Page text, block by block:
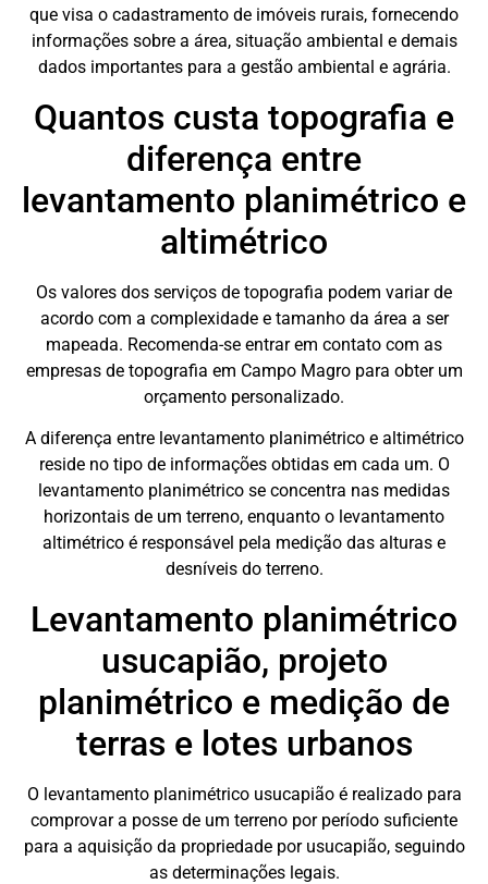
que visa o cadastramento de imóveis rurais, fornecendo
informações sobre a área, situação ambiental e demais
dados importantes para a gestão ambiental e agrária.
Quantos custa topografia e
diferença entre
levantamento planimétrico e
altimétrico
Os valores dos serviços de topografia podem variar de
acordo com a complexidade e tamanho da área a ser
mapeada. Recomenda-se entrar em contato com as
empresas de topografia em Campo Magro para obter um
orçamento personalizado.
A diferença entre levantamento planimétrico e altimétrico
reside no tipo de informações obtidas em cada um. O
levantamento planimétrico se concentra nas medidas
horizontais de um terreno, enquanto o levantamento
altimétrico é responsável pela medição das alturas e
desníveis do terreno.
Levantamento planimétrico
usucapião, projeto
planimétrico e medição de
terras e lotes urbanos
O levantamento planimétrico usucapião é realizado para
comprovar a posse de um terreno por período suficiente
para a aquisição da propriedade por usucapião, seguindo
as determinações legais.